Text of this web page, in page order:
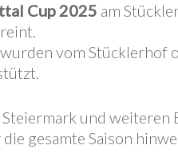
Cup 2025 am
wurden vom Stücklerhof
und weiteren
gesamte Saison